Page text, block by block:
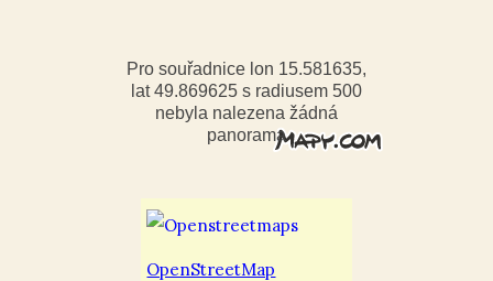
Pro souřadnice lon 15.581635,
lat 49.869625 s radiusem 500
nebyla nalezena žádná
panorama
OpenStreetMap